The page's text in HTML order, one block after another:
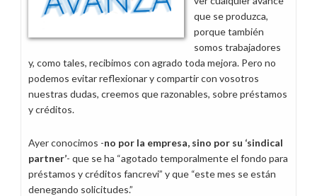
que se produzca,
porque también
somos trabajadores
y, como tales, recibimos con agrado toda mejora. Pero no
podemos evitar reflexionar y compartir con vosotros
nuestras dudas, creemos que razonables, sobre préstamos
y créditos.
Ayer conocimos -no por la empresa, sino por su ‘sindical
partner’- que se ha “agotado temporalmente el fondo para
préstamos y créditos fancrevi” y que “este mes se están
denegando solicitudes.”